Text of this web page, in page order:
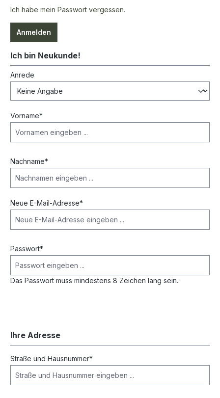
Ich habe mein Passwort vergessen.
Anmelden
Ich bin Neukunde!
Persönliche Informationen
Anrede
Vorname*
Nachname*
Neue E-Mail-Adresse*
Passwort*
Das Passwort muss mindestens 8 Zeichen lang sein.
Ihre Adresse
Straße und Hausnummer*